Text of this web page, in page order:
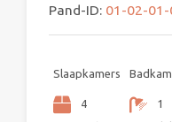
Pand-ID: 01-02-
Slaapkamers
4 1